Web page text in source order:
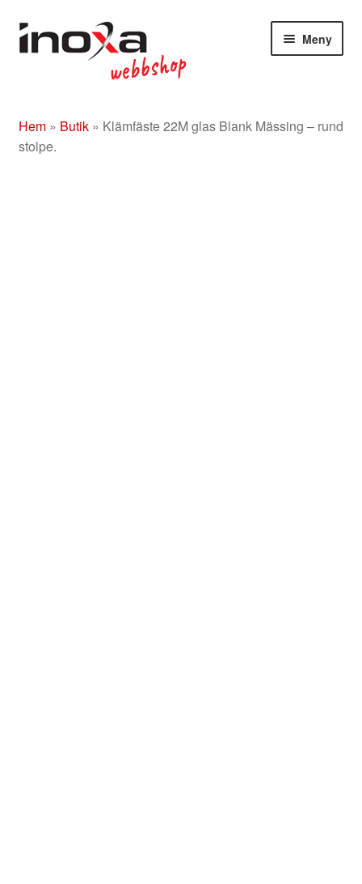
Hoppa
till
Hoppa
till
Meny
Om
Hem» Butik» Klämfäste 22M glas Blank Mässing – rund
stolpe.